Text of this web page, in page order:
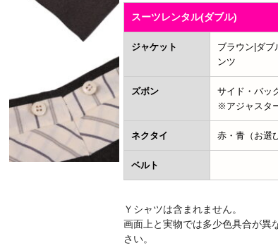
スーツレンタル(ダブル)
ジャケット
ブラウン|ダブ
ンツ
ズボン
サイド・バッ
※アジャスタ
ネクタイ 赤・青（お選
ベルト
Ｙシャツは含まれません。
画面上と実物では多少色具合が異
さい。